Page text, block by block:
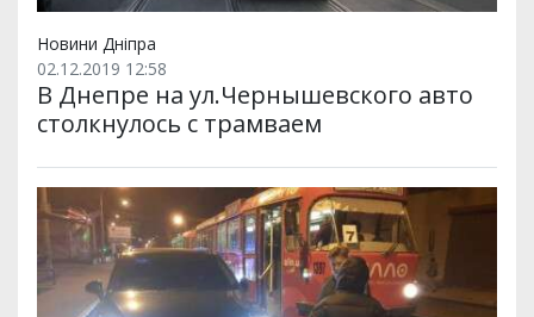
Новини Дніпра
02.12.2019 12:58
В Днепре на ул.Чернышевского авто
столкнулось с трамваем